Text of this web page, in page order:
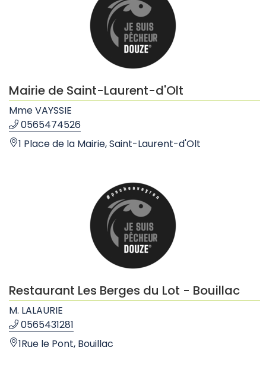
Mairie de Saint-Laurent-d'Olt
Mme VAYSSIE
0565474526
1 Place de la Mairie, Saint-Laurent-d'Olt
Restaurant Les Berges du Lot - Bouillac
M. LALAURIE
0565431281
1Rue le Pont, Bouillac